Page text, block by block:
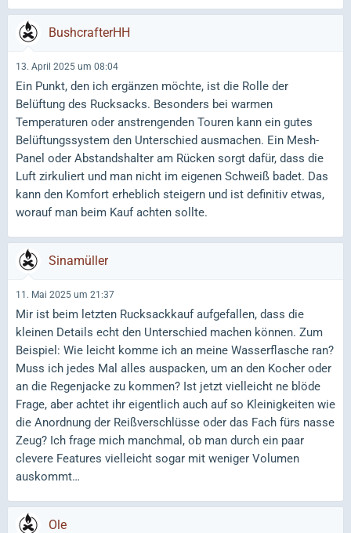
BushcrafterHH
13. April 2025 um 08:04
Ein Punkt, den ich ergänzen möchte, ist die Rolle der
Belüftung des Rucksacks. Besonders bei warmen
Temperaturen oder anstrengenden Touren kann ein gutes
Belüftungssystem den Unterschied ausmachen. Ein Mesh-
Panel oder Abstandshalter am Rücken sorgt dafür, dass die
Luft zirkuliert und man nicht im eigenen Schweiß badet. Das
kann den Komfort erheblich steigern und ist definitiv etwas,
worauf man beim Kauf achten sollte.
Sinamüller
11. Mai 2025 um 21:37
Mir ist beim letzten Rucksackkauf aufgefallen, dass die
kleinen Details echt den Unterschied machen können. Zum
Beispiel: Wie leicht komme ich an meine Wasserflasche ran?
Muss ich jedes Mal alles auspacken, um an den Kocher oder
an die Regenjacke zu kommen? Ist jetzt vielleicht ne blöde
Frage, aber achtet ihr eigentlich auch auf so Kleinigkeiten wie
die Anordnung der Reißverschlüsse oder das Fach fürs nasse
Zeug? Ich frage mich manchmal, ob man durch ein paar
clevere Features vielleicht sogar mit weniger Volumen
auskommt…
Ole